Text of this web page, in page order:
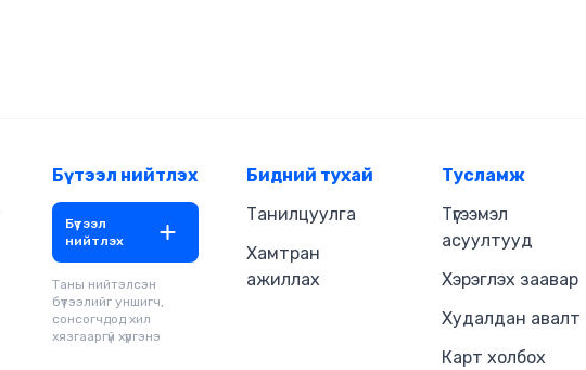
Бүтээл нийтлэх
Бүтээл
нийтлэх
Таны нийтэлсэн
бүтээлийг уншигч,
сонсогчдод хил
хязгааргүй хүргэнэ
Бидний тухай
Танилцуулга
Хамтран
ажиллах
Тусламж
Түгээмэл
асуултууд
Хэрэглэх заавар
Худалдан авалт
Карт холбох